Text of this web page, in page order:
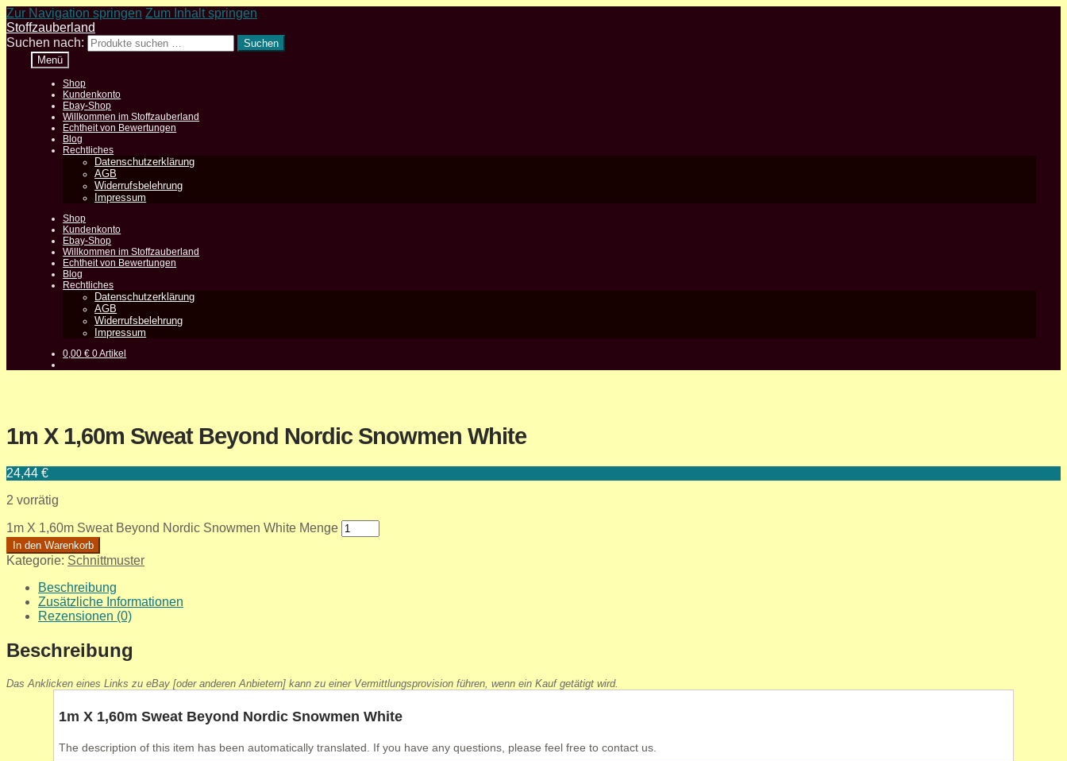
Zur Navigation springen Zum Inhalt springen
Stoffzauberland
Suchen nach:
Suchen
Menü
Shop
Kundenkonto
Ebay-Shop
Willkommen im Stoffzauberland
Echtheit von Bewertungen
Blog
Rechtliches
Datenschutzerklärung
AGB
Widerrufsbelehrung
Impressum
Shop
Kundenkonto
Ebay-Shop
Willkommen im Stoffzauberland
Echtheit von Bewertungen
Blog
Rechtliches
Datenschutzerklärung
AGB
Widerrufsbelehrung
Impressum
0,00€ 0 Artikel
1m X 1,60m Sweat Beyond Nordic Snowmen White
24,44 €
2 vorrätig
1m X 1,60m Sweat Beyond Nordic Snowmen White Menge
In den Warenkorb
Kategorie: Schnittmuster
Beschreibung
Zusätzliche Informationen
Rezensionen (0)
Beschreibung
Das Anklicken eines Links zu eBay [oder anderen Anbietern] kann zu einer Vermittlungsprovision führen, wenn ein Kauf getätigt wird.
1m X 1,60m Sweat Beyond Nordic Snowmen White
The description of this item has been automatically translated. If you have any questions, please feel free to contact us.